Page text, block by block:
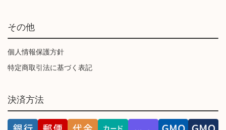
その他
個人情報保護方針
特定商取引法に基づく表記
決済方法